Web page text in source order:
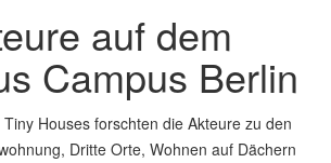
auf dem
Campus Berlin
Houses forschten die Akteure zu den
Dritte Orte, Wohnen auf Dächern